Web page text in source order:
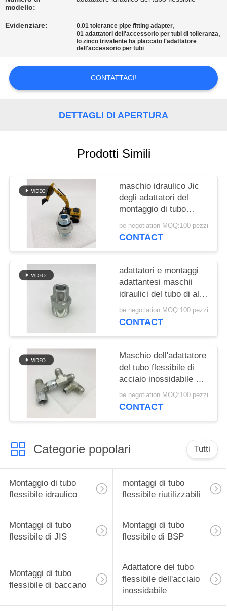
RICHIEDA
CITAZIONE
MAPPA
POLICY
modello:
Evidenziare: 0.01 tolerance pipe fitting adapter,
01 adattatori dell'accessorio per tubi di tolleranza,
lo zinco trivalente ha placcato l'adattatore
dell'accessorio per tubi
CONTATTACI!
DETTAGLI DI APERTURA
Prodotti Simili
maschio idraulico Jic
degli adattatori del
montaggio di tubo
flessibile 1jh alla O
metrica Ring Straight
be negotiation MOQ:100 pezzi
CONTACT
adattatori e montaggi
adattantesi maschii
idraulici del tubo di alta
qualità maschio di 1N
NPT per la stampa di
be negotiation MOQ:100 pezzi
CONTACT
Maschio dell'adattatore
del tubo flessibile di
acciaio inossidabile di
Jic e montaggi idraulici
femminili del T
be negotiation MOQ:100 pezzi
CONTACT
Categorie popolari Tutti
Montaggio di tubo
flessibile idraulico
montaggi di tubo
flessibile riutilizzabili
Montaggi di tubo
flessibile di JIS
Montaggi di tubo
flessibile di BSP
Montaggi di tubo
flessibile di baccano
Adattatore del tubo
flessibile dell'acciaio
inossidabile